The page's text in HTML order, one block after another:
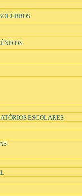
ESCOLARES
e metodologia.
e reflicta
investigação e/ou
documentos
ciências
laboratórios escolares
escolares